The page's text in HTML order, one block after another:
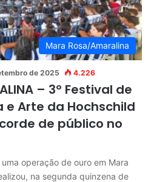
Mara Rosa/Amaralina
de 2025 4.226
– 3º Festival de
Arte da Hochschild
de público no
operação de ouro em Mara
na segunda quinzena de